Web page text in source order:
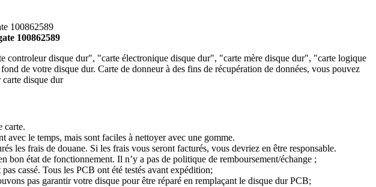
100862589
disque dur", "carte électronique disque dur", "carte mère disque dur", "carte logique
de votre disque dur. Carte de donneur à des fins de récupération de données, vous pouvez
disque dur
carte.
le temps, mais sont faciles à nettoyer avec une gomme.
les frais de douane. Si les frais vous seront facturés, vous devriez en être responsable.
bon état de fonctionnement. Il n’y a pas de politique de remboursement/échange ;
cassé. Tous les PCB ont été testés avant expédition;
pas garantir votre disque pour être réparé en remplaçant le disque dur PCB;